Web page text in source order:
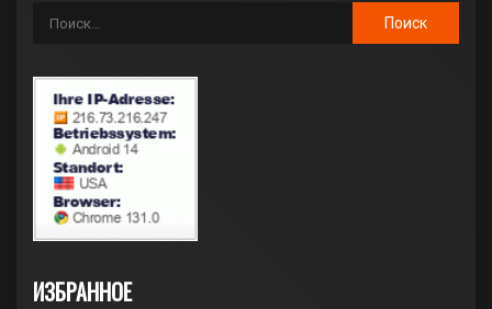
ИЗБРАННОЕ